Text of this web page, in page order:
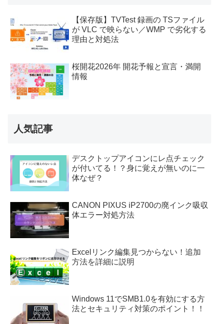
【保存版】TVTest 録画の TSファイル
が VLC で映らない／WMP で劣化する
理由と対処法
桜開花2026年 開花予報と宣言・満開
情報
人気記事
デスクトップアイコンにレ点チェック
が付いてる！？身に覚えが無いのに一
体なぜ？
CANON PIXUS iP2700の廃インク吸収
体エラー対処方法
Excelリンク編集見つからない！追加
方法を詳細に説明
Windows 11でSMB1.0を有効にする方
法とセキュリティ対策のポイント！！